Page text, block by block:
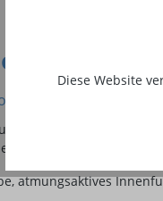
mit Knöchelschutz aus
und Composite-
atmungsaktives
Diese Website